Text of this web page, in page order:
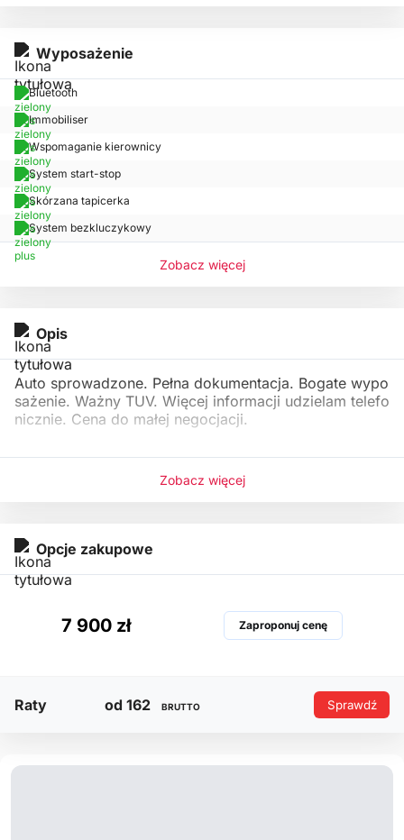
Wyposażenie
Bluetooth
Immobiliser
Wspomaganie kierownicy
System start-stop
Skórzana tapicerka
System bezkluczykowy
Zobacz więcej
Opis
Auto sprowadzone. Pełna dokumentacja. Bogate wypo
sażenie. Ważny TUV. Więcej informacji udzielam telefo
nicznie. Cena do małej negocjacji.
Zobacz więcej
Opcje zakupowe
7 900 zł Zaproponuj cenę
Raty od 162 BRUTTO Sprawdź